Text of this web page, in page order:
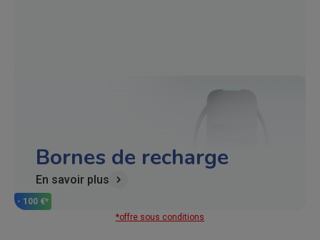
Bornes de recharge
En savoir plus
- 100 €*
*offre sous conditions